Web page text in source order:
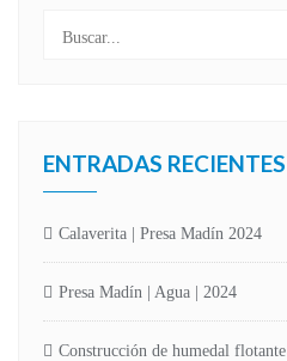
ENTRADAS RECIENTES
Calaverita | Presa Madín 2024
Presa Madín | Agua | 2024
Construcción de humedal flotante